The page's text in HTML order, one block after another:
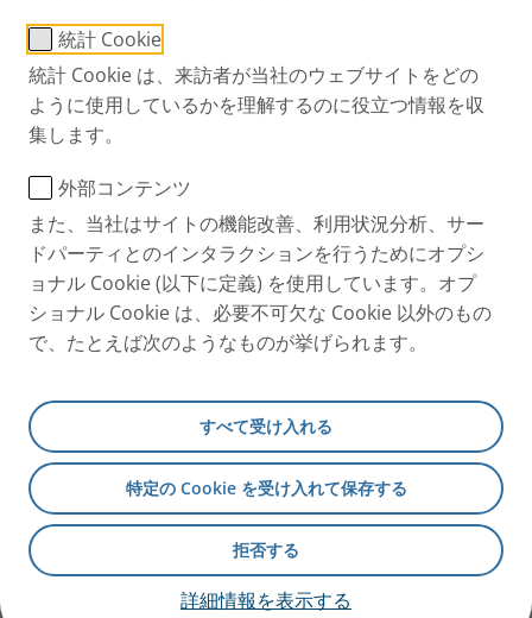
統計 Cookie
統計 Cookie は、来訪者が当社のウェブサイトをどの
ように使用しているかを理解するのに役立つ情報を収
集します。
外部コンテンツ
また、当社はサイトの機能改善、利用状況分析、サー
ドパーティとのインタラクションを行うためにオプシ
ョナル Cookie (以下に定義) を使用しています。オプ
ショナル Cookie は、必要不可欠な Cookie 以外のもの
で、たとえば次のようなものが挙げられます。
すべて受け入れる
特定の Cookie を受け入れて保存する
拒否する
詳細情報を表示する
PARI JP
製品
+49 (0) 8151 279 220
ポータル
International page
PARI 製品紹介
PARI BOY®Pro
PARI BOY ®
PARI BASIC
商標
プライバシーポリシー日本
Cookie ポリシー
クッキーの同意
Accessibility Statement